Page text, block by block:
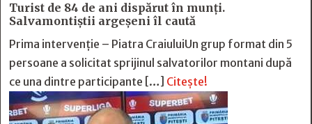
Turist de 84 de ani dispărut în munți.
Salvamontiștii argeșeni îl caută
Prima intervenție – Piatra CraiuluiUn grup format din 5
persoane a solicitat sprijinul salvatorilor montani după
ce una dintre participante […] Citește!